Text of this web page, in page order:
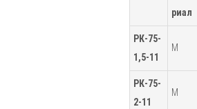
риал
РК-75-
1,5-11
М
РК-75-
2-11
М